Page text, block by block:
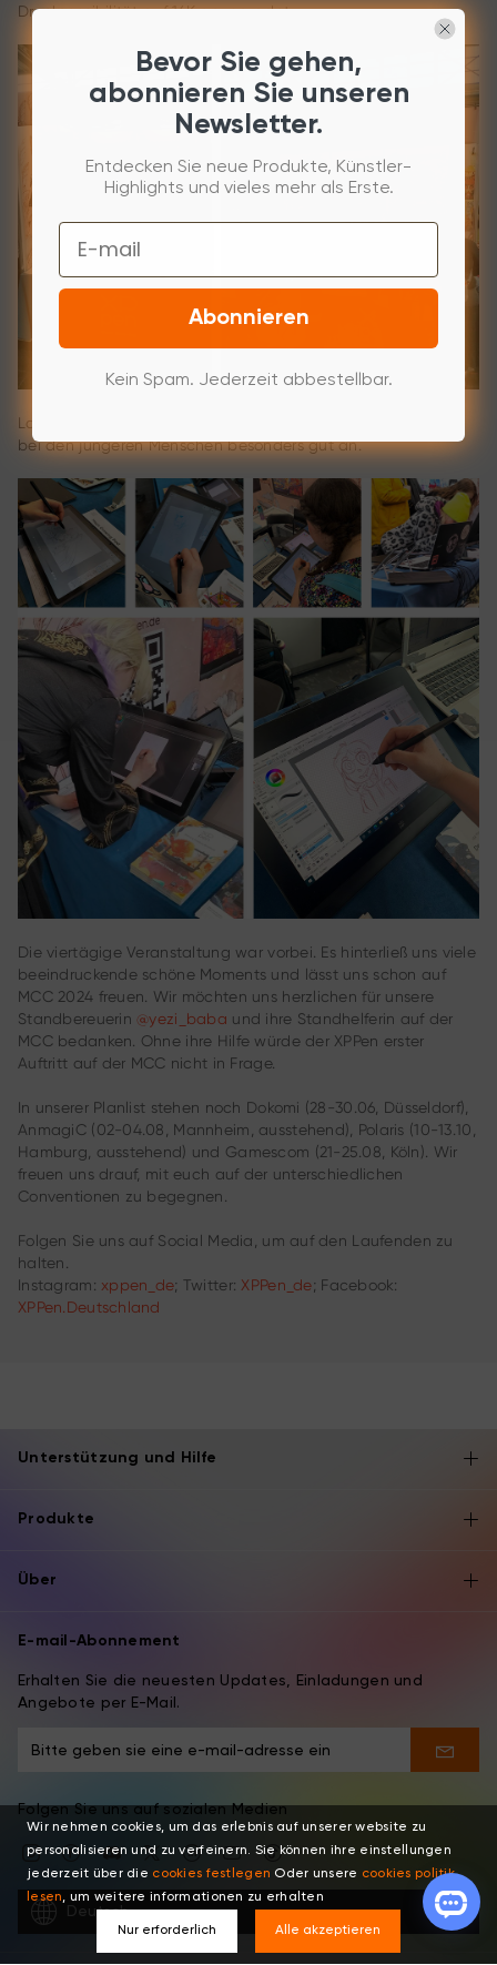
Drucksensibilität auf 16K geupgradet.
Laut unserer Standbetreuerin kam das Magic Drawing Pad
bei den jüngeren Menschen besonders gut an.
Die viertägige Veranstaltung war vorbei. Es hinterließ uns viele
beeindruckende schöne Moments und lässt uns schon auf
MCC 2024 freuen. Wir möchten uns herzlichen für unsere
Standbereuerin@yezi_baba und ihre Standhelferin auf der
MCC bedanken. Ohne ihre Hilfe würde der XPPen erster
Auftritt auf der MCC nicht in Frage.
In unserer Planlist stehen noch Dokomi (28-30.06, Düsseldorf),
AnmagiC (02-04.08, Mannheim, ausstehend), Polaris (10-13.10,
Hamburg, ausstehend) und Gamescom (21-25.08, Köln). Wir
freuen uns drauf, mit euch auf der unterschiedlichen
Conventionen zu begegnen.
Folgen Sie uns auf Social Media, um auf den Laufenden zu
halten.
Instagram: xppen_de; Twitter: XPPen_de; Facebook:
XPPen.Deutschland
Unterstützung und Hilfe
Produkte
Über
E-mail-Abonnement
Erhalten Sie die neuesten Updates, Einladungen und
Angebote per E-Mail.
Folgen Sie uns auf sozialen Medien
Deutsch
Wir nehmen cookies, um das erlebnis auf unserer website zu
personalisieren und zu verfeinern. Sie können ihre einstellungen
jederzeit über die cookies festlegen Oder unsere cookies politik
lesen, um weitere informationen zu erhalten
Nur erforderlich Alle akzeptieren
Bevor Sie gehen,
abonnieren Sie unseren
Newsletter.
Entdecken Sie neue Produkte, Künstler-
Highlights und vieles mehr als Erste.
Email
Abonnieren
Kein Spam. Jederzeit abbestellbar.